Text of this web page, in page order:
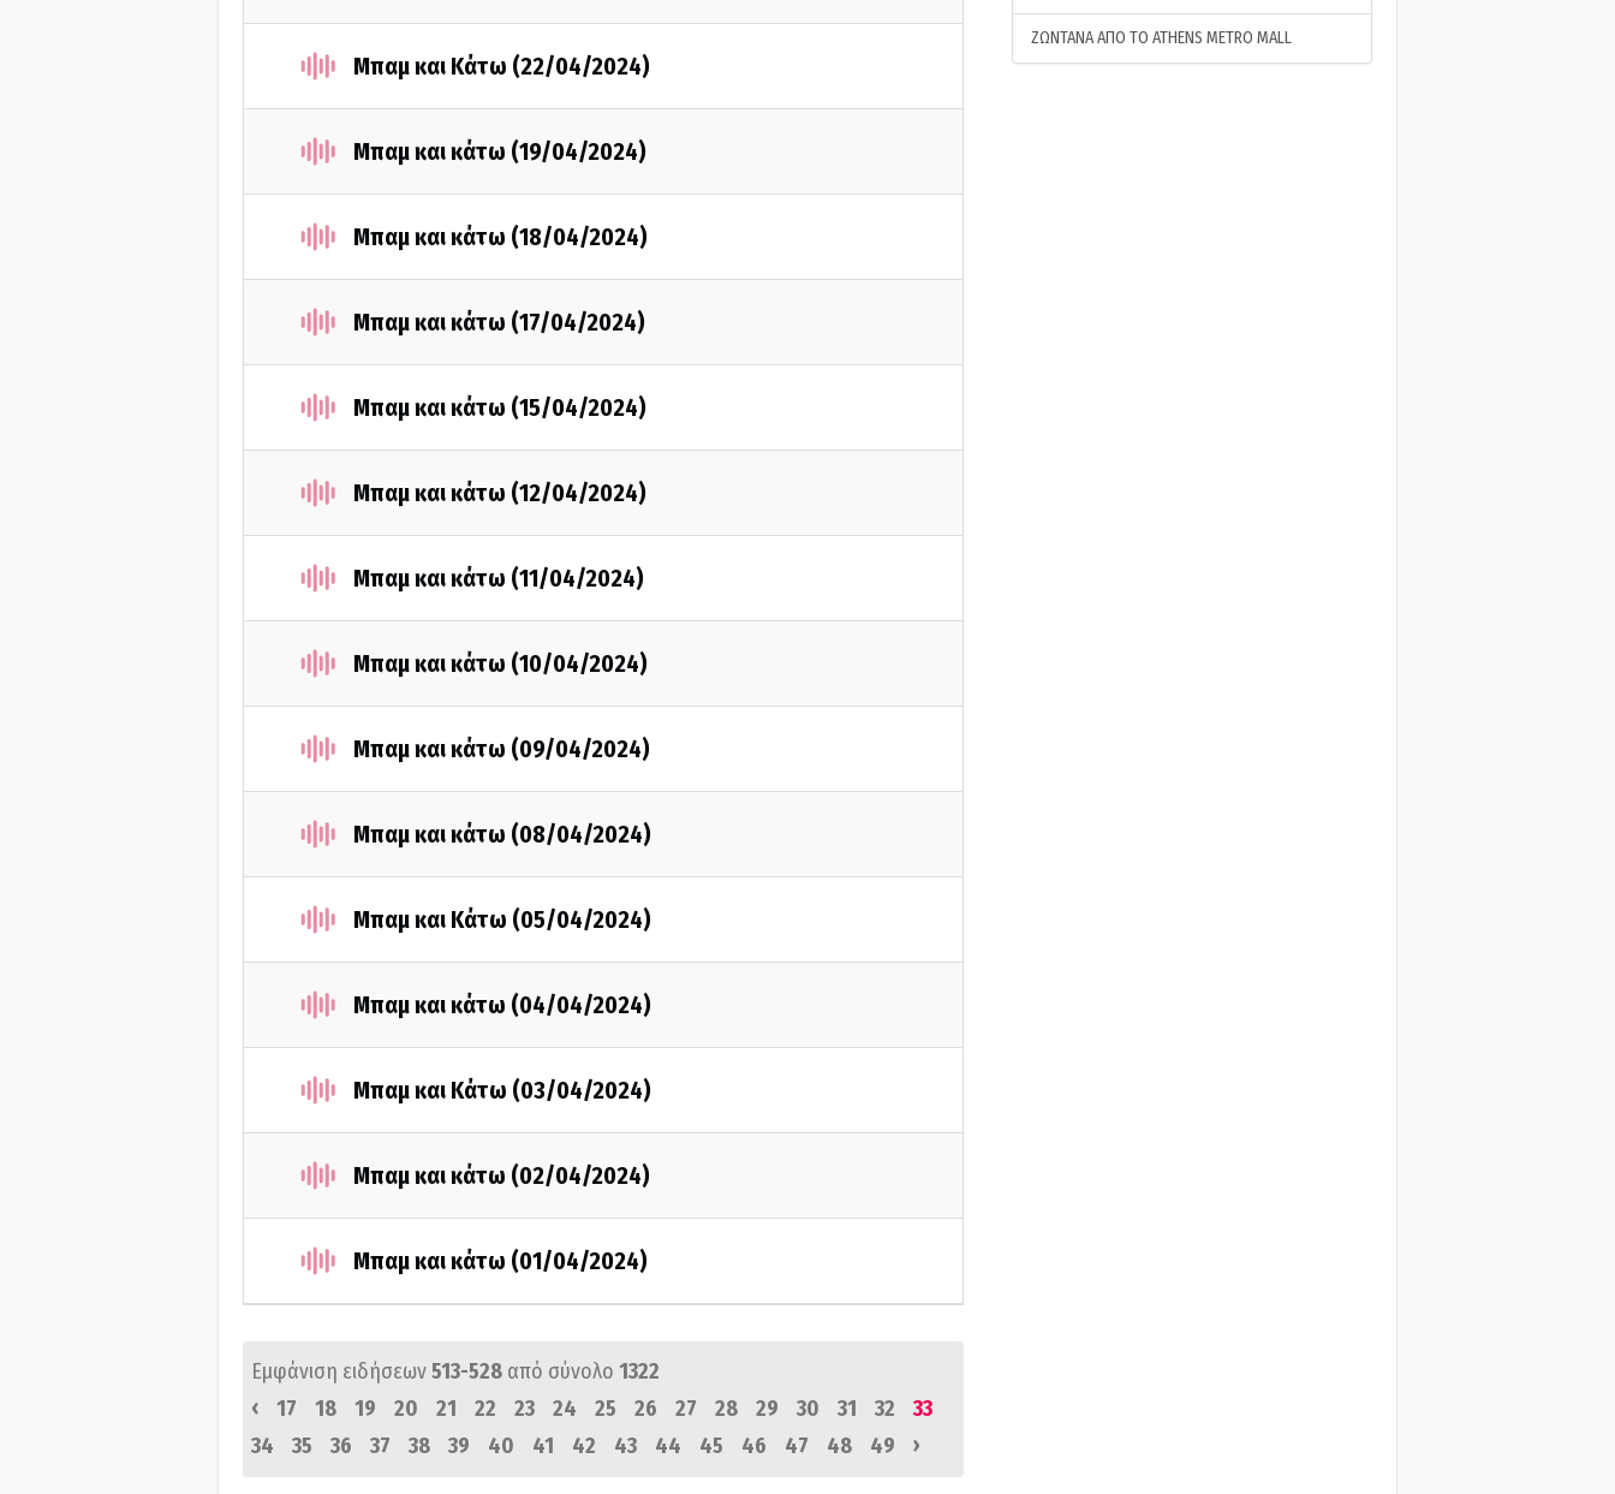
Μπαμ και Κάτω (22/04/2024)
Μπαμ και κάτω (19/04/2024)
Μπαμ και κάτω (18/04/2024)
Μπαμ και κάτω (17/04/2024)
Μπαμ και κάτω (15/04/2024)
Μπαμ και κάτω (12/04/2024)
Μπαμ και κάτω (11/04/2024)
Μπαμ και κάτω (10/04/2024)
Μπαμ και κάτω (09/04/2024)
Μπαμ και κάτω (08/04/2024)
Μπαμ και Κάτω (05/04/2024)
Μπαμ και κάτω (04/04/2024)
Μπαμ και Κάτω (03/04/2024)
Μπαμ και κάτω (02/04/2024)
Μπαμ και κάτω (01/04/2024)
Εμφάνιση ειδήσεων513-528 από σύνολο 1322
‹
17 18 19 20 21 22 23 24 25 26 27 28 29 30 31 32
33
34
35 36 37 38 39 40 41 42 43 44 45 46 47 48 49 ›
ΖΩΝΤΑΝΑ ΑΠΟ ΤΟ ATHENS METRO MALL